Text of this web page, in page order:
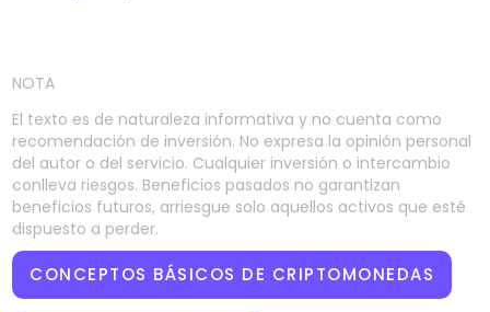
NOTA
El texto es de naturaleza informativa y no cuenta como
recomendación de inversión. No expresa la opinión personal
del autor o del servicio. Cualquier inversión o intercambio
conlleva riesgos. Beneficios pasados no garantizan
beneficios futuros, arriesgue solo aquellos activos que esté
dispuesto a perder.
CONCEPTOS BÁSICOS DE CRIPTOMONEDAS